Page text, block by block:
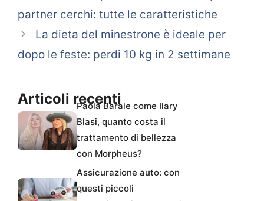
partner cerchi: tutte le caratteristiche
La dieta del minestrone è ideale per
dopo le feste: perdi 10 kg in 2 settimane
Articoli recentiPaola Barale come Ilary
Blasi, quanto costa il
trattamento di bellezza
con Morpheus?
Assicurazione auto: con
questi piccoli